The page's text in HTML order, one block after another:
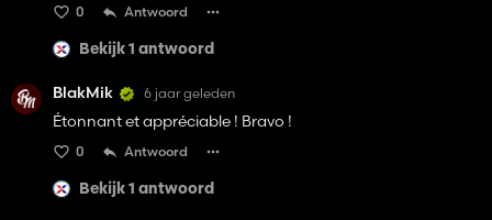
0 Antwoord
Bekijk 1 antwoord
BlakMik 6 jaar geleden
Étonnant et appréciable ! Bravo !
0 Antwoord
Bekijk 1 antwoord